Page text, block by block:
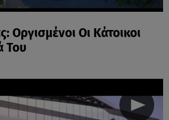
Οργισμένοι Οι Κάτοικοι
Του